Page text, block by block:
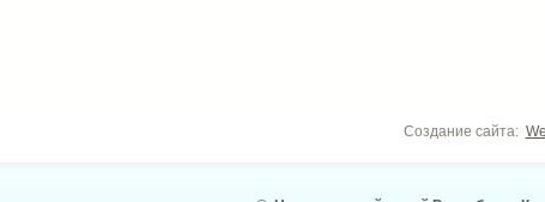
Создание сайта: